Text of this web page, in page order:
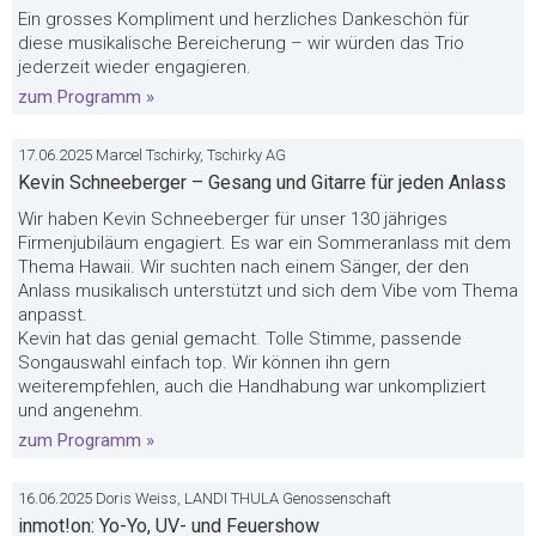
Ein grosses Kompliment und herzliches Dankeschön für
diese musikalische Bereicherung – wir würden das Trio
jederzeit wieder engagieren.
zum Programm »
17.06.2025 Marcel Tschirky, Tschirky AG
Kevin Schneeberger – Gesang und Gitarre für jeden Anlass
Wir haben Kevin Schneeberger für unser 130 jähriges
Firmenjubiläum engagiert. Es war ein Sommeranlass mit dem
Thema Hawaii. Wir suchten nach einem Sänger, der den
Anlass musikalisch unterstützt und sich dem Vibe vom Thema
anpasst.
Kevin hat das genial gemacht. Tolle Stimme, passende
Songauswahl einfach top. Wir können ihn gern
weiterempfehlen, auch die Handhabung war unkompliziert
und angenehm.
zum Programm »
16.06.2025 Doris Weiss, LANDI THULA Genossenschaft
inmot!on: Yo-Yo, UV- und Feuershow